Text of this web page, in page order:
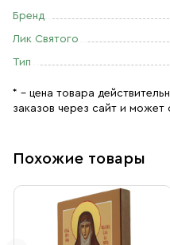
Бренд
Лик Святого
Тип
* – цена товара
заказов через сайт и может
Похожие товары